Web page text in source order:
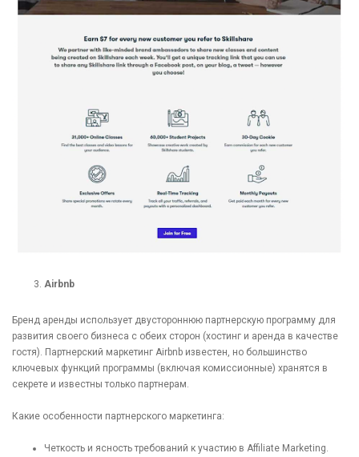
Airbnb
Бренд аренды использует двустороннюю партнерскую программу для
развития своего бизнеса с обеих сторон (хостинг и аренда в качестве
гостя). Партнерский маркетинг Airbnb известен, но большинство
ключевых функций программы (включая комиссионные) хранятся в
секрете и известны только партнерам.
Какие особенности партнерского маркетинга:
Четкость и ясность требований к участию в Affiliate Marketing.